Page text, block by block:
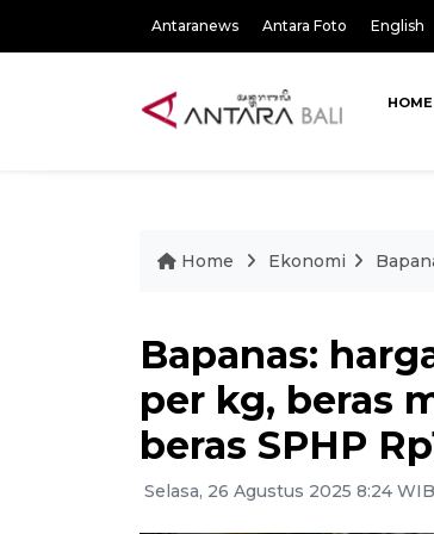
Antaranews Antara Foto English
HOME
Home Ekonomi
Bapanas:
per kg, beras
beras SPHP
Selasa, 26 Agustus 2025 8:24 WIB